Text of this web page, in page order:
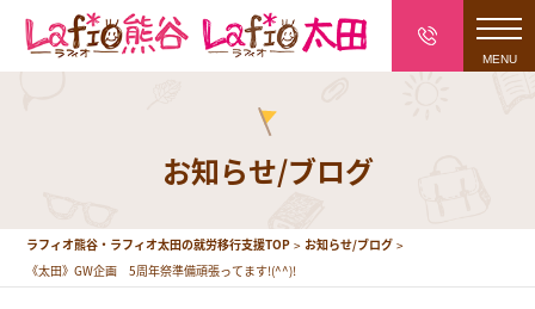
お知らせ/ブログ
ラフィオ熊谷・ラフィオ太田の就労移行支援TOP
お知らせ/ブログ
《太田》GW企画 5周年祭準備頑張ってます!(^^)!